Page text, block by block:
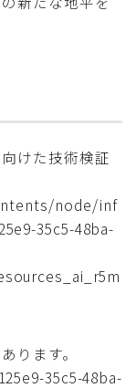
けた技術検証
node/inf
35c5-48ba-
ります。
35c5-48ba-